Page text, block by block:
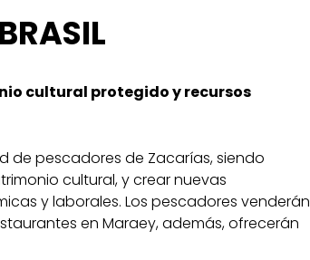
cultural protegido y recursos
de pescadores de Zacarías, siendo
cultural, y crear nuevas
y laborales. Los pescadores venderán
en Maraey, además, ofrecerán